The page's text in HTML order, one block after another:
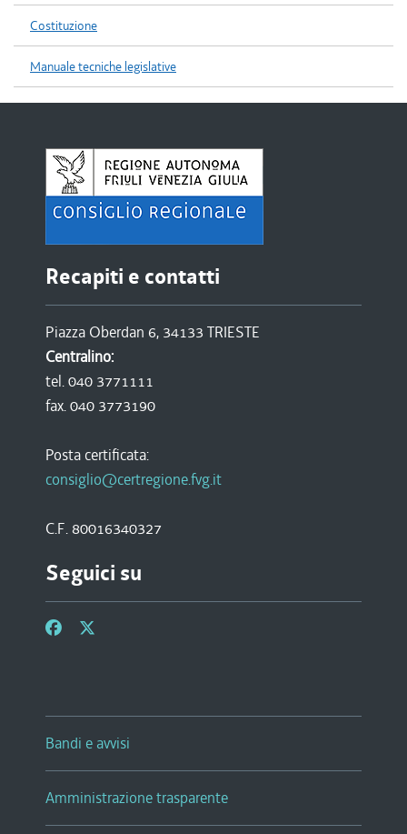
Costituzione
Manuale tecniche legislative
Recapiti e contatti
Piazza Oberdan 6, 34133 TRIESTE
Centralino:
tel. 040 3771111
fax. 040 3773190
Posta certificata:
consiglio@certregione.fvg.it
C.F. 80016340327
Seguici su
Bandi e avvisi
Amministrazione trasparente